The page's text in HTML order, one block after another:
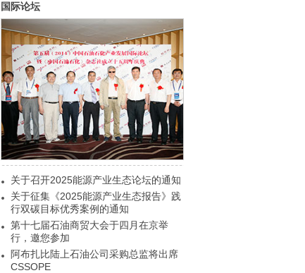
国际论坛
关于召开2025能源产业生态论坛的通知
关于征集《2025能源产业生态报告》践
行双碳目标优秀案例的通知
第十七届石油商贸大会于四月在京举
行，邀您参加
阿布扎比陆上石油公司采购总监将出席
CSSOPE